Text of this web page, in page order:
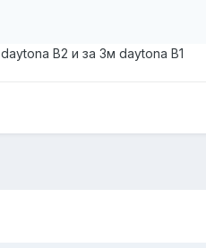
daytona В2 и за 3м daytona В1